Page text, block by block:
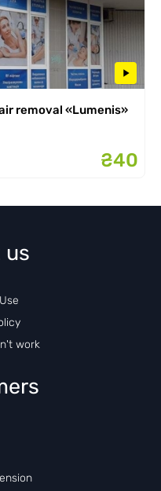
removal «Lumenis»
₴40
us
work